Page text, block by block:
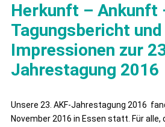
Herkunft – Ankunft
Tagungsbericht und
Impressionen zur
Jahrestagung 2016
Unsere 23. AKF-Jahrestagung 2016
November 2016 in Essen statt. Für